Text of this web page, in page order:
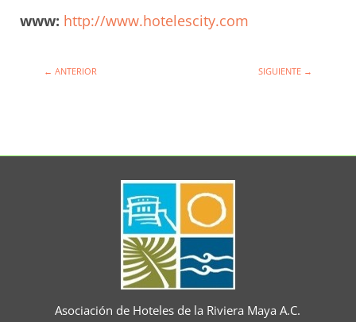
www: http://www.hotelescity.com
← ANTERIOR SIGUIENTE →
Asociación de Hoteles de la Riviera Maya A.C.